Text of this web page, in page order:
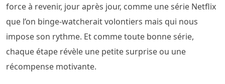
force à revenir, jour après jour, comme une série Netflix
que l’on binge-watcherait volontiers mais qui nous
impose son rythme. Et comme toute bonne série,
chaque étape révèle une petite surprise ou une
récompense motivante.